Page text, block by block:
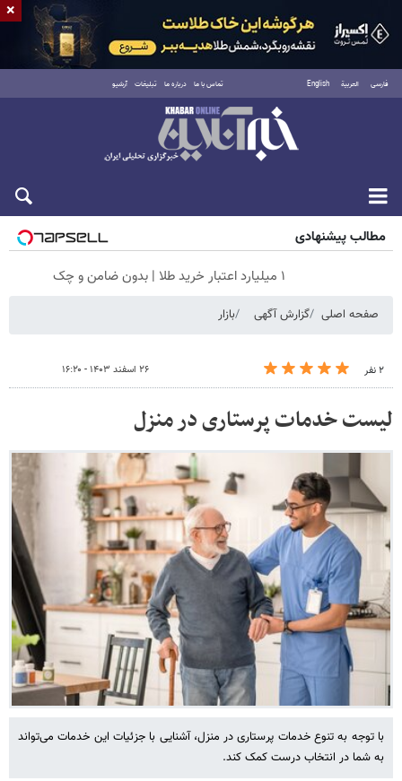
فارسی العربية English تماس با ما درباره ما تبلیغات آرشیو
شنبه ۱۷ مرداد ۱۴۰۵
مطالب پیشنهادی
۱ میلیارد اعتبار خرید طلا | بدون ضامن و چک
صفحه اصلی گزارش آگهی بازار
۲ نفر ۲۶ اسفند ۱۴۰۳ - ۱۶:۲۰
لیست خدمات پرستاری در منزل
با توجه به تنوع خدمات پرستاری در منزل، آشنایی با جزئیات این خدمات می‌تواند
به شما در انتخاب درست کمک کند.
×